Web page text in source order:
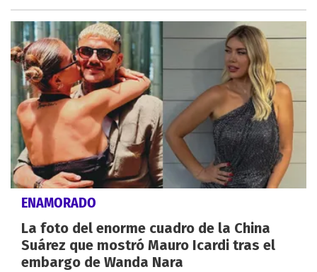
ENAMORADO
La foto del enorme cuadro de la China
Suárez que mostró Mauro Icardi tras el
embargo de Wanda Nara